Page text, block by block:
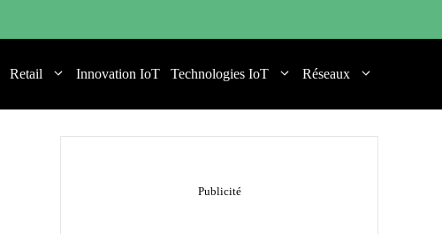
Retail Innovation IoT Technologies IoT Réseaux